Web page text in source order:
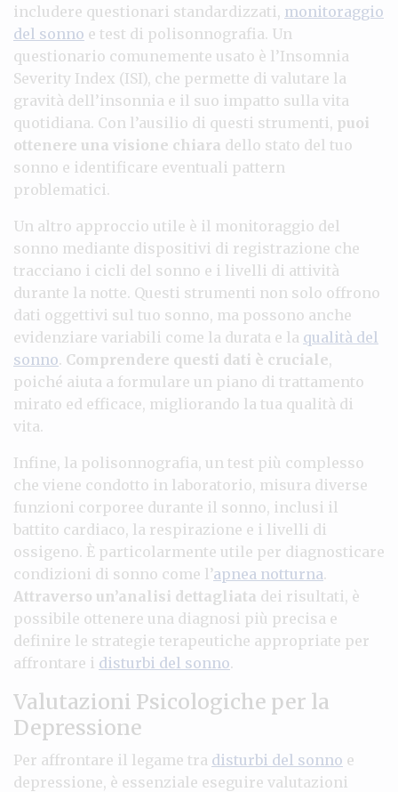
includere questionari standardizzati, monitoraggio
del sonno e test di polisonnografia. Un
questionario comunemente usato è l’Insomnia
Severity Index (ISI), che permette di valutare la
gravità dell’insonnia e il suo impatto sulla vita
quotidiana. Con l’ausilio di questi strumenti, puoi
ottenere una visione chiara dello stato del tuo
sonno e identificare eventuali pattern
problematici.
Un altro approccio utile è il monitoraggio del
sonno mediante dispositivi di registrazione che
tracciano i cicli del sonno e i livelli di attività
durante la notte. Questi strumenti non solo offrono
dati oggettivi sul tuo sonno, ma possono anche
evidenziare variabili come la durata e la qualità del
sonno. Comprendere questi dati è cruciale,
poiché aiuta a formulare un piano di trattamento
mirato ed efficace, migliorando la tua qualità di
vita.
Infine, la polisonnografia, un test più complesso
che viene condotto in laboratorio, misura diverse
funzioni corporee durante il sonno, inclusi il
battito cardiaco, la respirazione e i livelli di
ossigeno. È particolarmente utile per diagnosticare
condizioni di sonno come l’apnea notturna.
Attraverso un’analisi dettagliata dei risultati, è
possibile ottenere una diagnosi più precisa e
definire le strategie terapeutiche appropriate per
affrontare i disturbi del sonno.
Valutazioni Psicologiche per la
Depressione
Per affrontare il legame tra disturbi del sonno e
depressione, è essenziale eseguire valutazioni